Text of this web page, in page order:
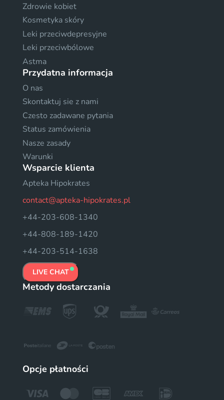
Zdrowie kobiet
Kosmetyka skóry
Leki przeciwdepresyjne
Leki przeciwbólowe
Astma
Przydatna informacja
O nas
Skontaktuj sie z nami
Czesto zadawane pytania
Status zamówienia
Nasze zasady
Warunki
Wsparcie klienta
Apteka Hipokrates
contact@apteka-hipokrates.pl
+44-203-608-1340
+44-808-189-1420
+44-203-514-1638
LIVE CHAT
Metody dostarczania
Opcje płatności